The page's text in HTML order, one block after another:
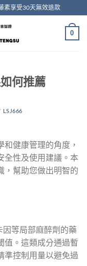
素享受30天無效退款
0
何推薦
LSJ666
健康管理的角度，
全性及使用建議。本
，幫助您做出明智的
因等局部麻醉劑的藥
值。這類成分通過暫
準控制用量以避免過